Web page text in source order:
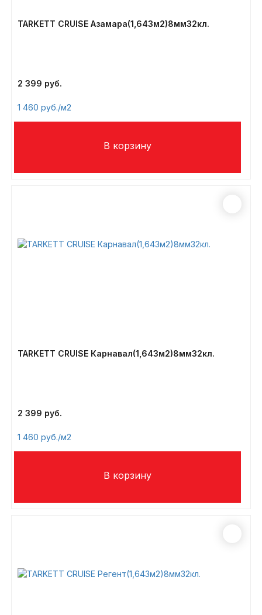
TARKETT CRUISE Азамара(1,643м2)8мм32кл.
2 399
1 460 /м2
TARKETT CRUISE Карнавал(1,643м2)8мм32кл.
2 399
1 460 /м2